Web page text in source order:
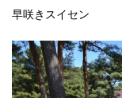
早咲きスイセン